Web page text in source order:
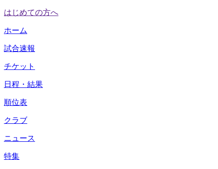
はじめての方へ
ホーム
試合速報
チケット
日程・結果
順位表
クラブ
ニュース
特集